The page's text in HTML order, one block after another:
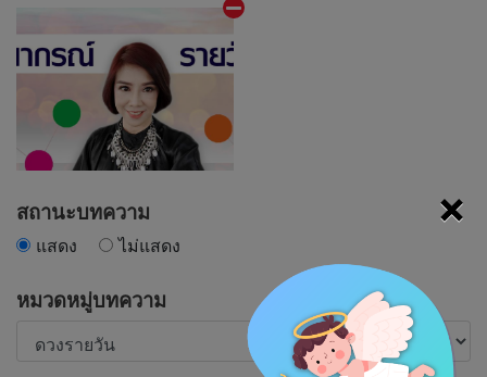
×
สถานะบทความ
แสดง ไม่แสดง
หมวดหมู่บทความ